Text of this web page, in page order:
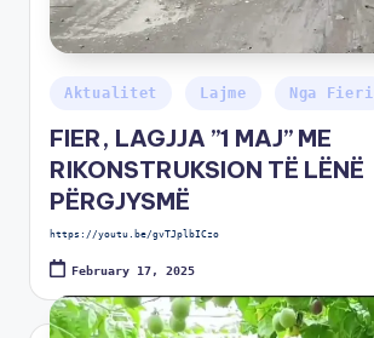
Aktualitet Lajme Nga Fieri
FIER, LAGJJA ”1 MAJ” ME
RIKONSTRUKSION TË LËNË
PËRGJYSMË
https://youtu.be/gvTJplbICzo
February 17, 2025